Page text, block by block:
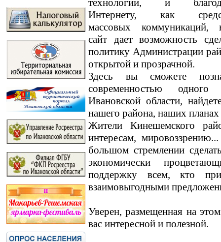
Интернету, как
массовых коммуникаций,
сайт дает возможность
политику Администрации
открытой и прозрачной.
Здесь вы сможете
современностью
Ивановской области,
нашего района, наших
Жители Кинешемского
интересам,
большом стремлении
экономически
поддержку всем, кто
взаимовыгодными
Уверен, размещенная на
вас интересной и полезной.